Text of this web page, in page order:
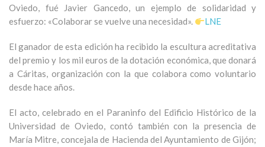
Oviedo, fué Javier Gancedo, un ejemplo de solidaridad y
esfuerzo: «Colaborar se vuelve una necesidad».
LNE
El ganador de esta edición ha recibido la escultura acreditativa
del premio y los mil euros de la dotación económica, que donará
a Cáritas, organización con la que colabora como voluntario
desde hace años.
El acto, celebrado en el Paraninfo del Edificio Histórico de la
Universidad de Oviedo, contó también con la presencia de
María Mitre, concejala de Hacienda del Ayuntamiento de Gijón;